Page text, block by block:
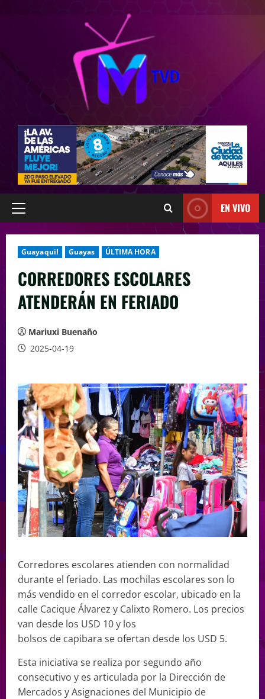
EN VIVO
Guayaquil Guayas ÚLTIMA HORA
CORREDORES ESCOLARES
ATENDERÁN EN FERIADO
Mariuxi Buenaño
2025-04-19
Corredores escolares atienden con normalidad
durante el feriado. Las mochilas escolares son lo
más vendido en el corredor escolar, ubicado en la
calle Cacique Álvarez y Calixto Romero. Los precios
van desde los USD 10 y los
bolsos de capibara se ofertan desde los USD 5.
Esta iniciativa se realiza por segundo año
consecutivo y es articulada por la Dirección de
Mercados y Asignaciones del Municipio de